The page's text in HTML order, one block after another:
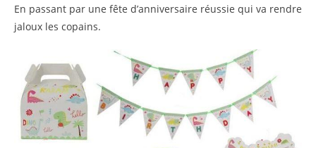
En passant par une fête d’anniversaire réussie qui va rendre
jaloux les copains.